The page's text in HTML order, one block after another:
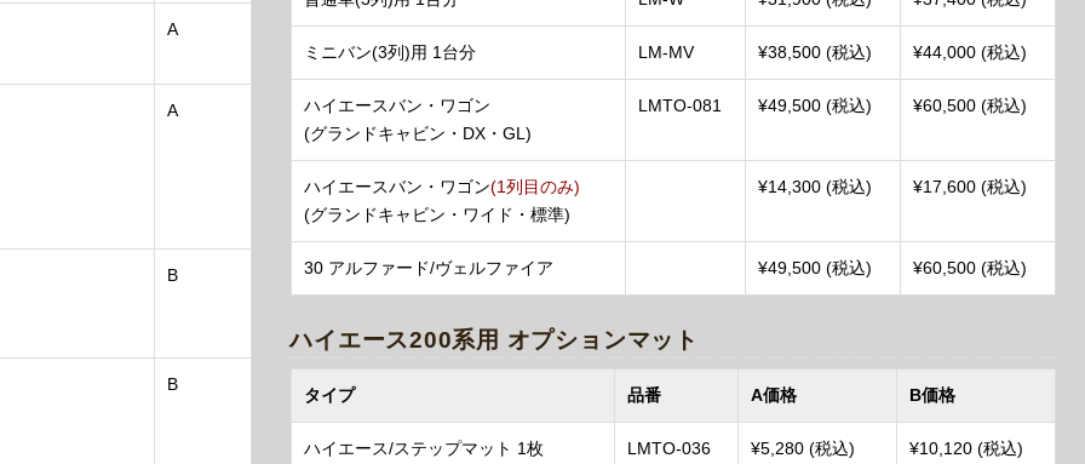
A
A
B
B
ミニバン(3列)用 1台分 LM-MV ¥38,500 (税込) ¥44,000 (税込)
ハイエースバン・ワゴン
(グランドキャビン・DX・GL)
LMTO-081 ¥49,500 (税込) ¥60,500 (税込)
ハイエースバン・ワゴン(1列目のみ)
(グランドキャビン・ワイド・標準)
¥14,300 (税込) ¥17,600 (税込)
30 アルファード/ヴェルファイア ¥49,500 (税込) ¥60,500 (税込)
ハイエース200系用 オプションマット
タイプ 品番 A価格 B価格
ハイエース/ステップマット 1枚
LMTO-036 ¥5,280 (税込) ¥10,120 (税込)